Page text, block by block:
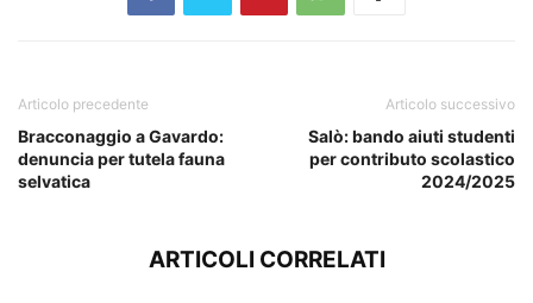
Articolo precedente
Bracconaggio a Gavardo:
denuncia per tutela fauna
selvatica
Articolo successivo
Salò: bando aiuti studenti
per contributo scolastico
2024/2025
ARTICOLI CORRELATI